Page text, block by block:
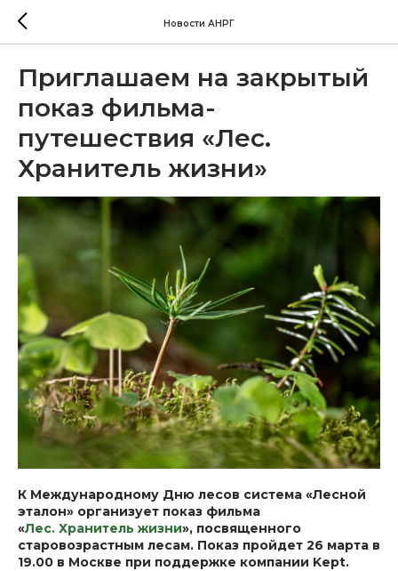
Новости АНРГ
Приглашаем на закрытый
показ фильма-
путешествия «Лес.
Хранитель жизни»
К Международному Дню лесов система «Лесной
эталон» организует показ фильма
«Лес. Хранитель жизни», посвященного
старовозрастным лесам. Показ пройдет 26 марта в
19.00 в Москве при поддержке компании Kept.